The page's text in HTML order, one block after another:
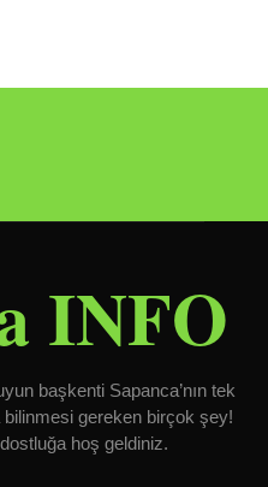
INFO
başkenti Sapanca’nın tek
gereken birçok şey!
hoş geldiniz.